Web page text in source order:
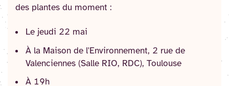
des plantes du moment :
Le jeudi 22 mai
À la Maison de l'Environnement, 2 rue de
Valenciennes (Salle RIO, RDC), Toulouse
À 19h